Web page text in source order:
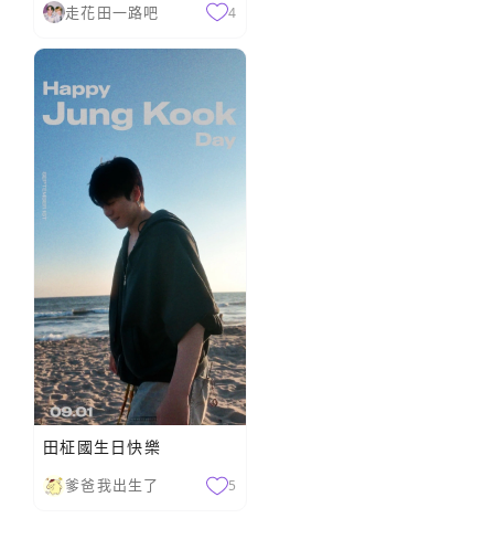
走花田一路吧 4
田柾國生日快樂
爹爸我出生了 5